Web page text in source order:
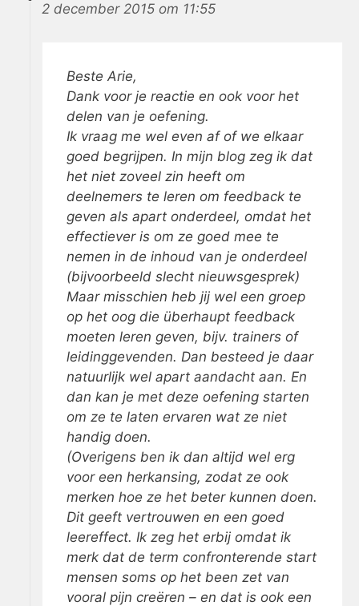
2 december 2015 om 11:55
Beste Arie,
Dank voor je reactie en ook voor het
delen van je oefening.
Ik vraag me wel even af of we elkaar
goed begrijpen. In mijn blog zeg ik dat
het niet zoveel zin heeft om
deelnemers te leren om feedback te
geven als apart onderdeel, omdat het
effectiever is om ze goed mee te
nemen in de inhoud van je onderdeel
(bijvoorbeeld slecht nieuwsgesprek)
Maar misschien heb jij wel een groep
op het oog die überhaupt feedback
moeten leren geven, bijv. trainers of
leidinggevenden. Dan besteed je daar
natuurlijk wel apart aandacht aan. En
dan kan je met deze oefening starten
om ze te laten ervaren wat ze niet
handig doen.
(Overigens ben ik dan altijd wel erg
voor een herkansing, zodat ze ook
merken hoe ze het beter kunnen doen.
Dit geeft vertrouwen en een goed
leereffect. Ik zeg het erbij omdat ik
merk dat de term confronterende start
mensen soms op het been zet van
vooral pijn creëren – en dat is ook een